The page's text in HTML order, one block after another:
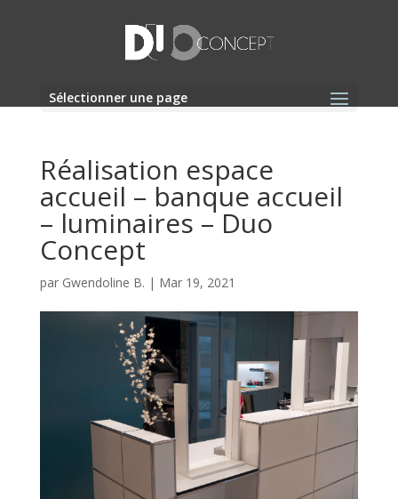
Sélectionner une page
Réalisation espace
accueil – banque accueil
– luminaires – Duo
Concept
par Gwendoline B. | Mar 19, 2021